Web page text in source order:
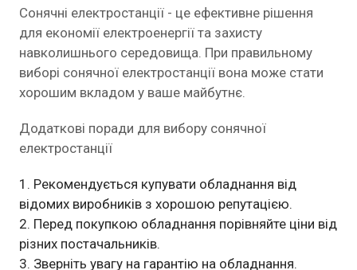
Сонячні електростанції - це ефективне рішення
для економії електроенергії та захисту
навколишнього середовища. При правильному
виборі сонячної електростанції вона може стати
хорошим вкладом у ваше майбутнє.
Додаткові поради для вибору сонячної
електростанції
Рекомендується купувати обладнання від
відомих виробників з хорошою репутацією.
Перед покупкою обладнання порівняйте ціни від
різних постачальників.
Зверніть увагу на гарантію на обладнання.